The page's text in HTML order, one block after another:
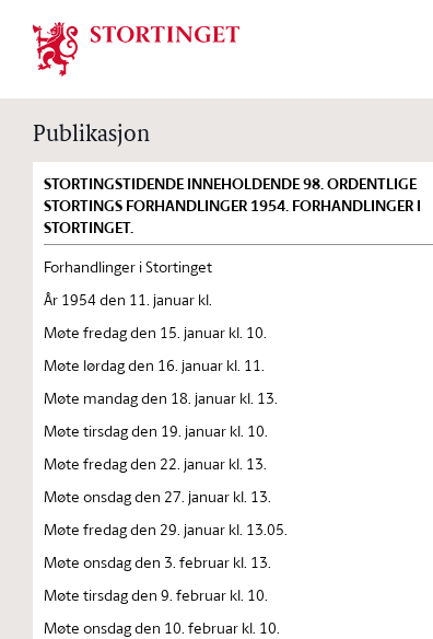
Stortinget.no
Publikasjon
STORTINGSTIDENDE INNEHOLDENDE 98. ORDENTLIGE
STORTINGS FORHANDLINGER 1954. FORHANDLINGER I
STORTINGET.
Forhandlinger i Stortinget
År 1954 den 11. januar kl.
Møte fredag den 15. januar kl. 10.
Møte lørdag den 16. januar kl. 11.
Møte mandag den 18. januar kl. 13.
Møte tirsdag den 19. januar kl. 10.
Møte fredag den 22. januar kl. 13.
Møte onsdag den 27. januar kl. 13.
Møte fredag den 29. januar kl. 13.05.
Møte onsdag den 3. februar kl. 13.
Møte tirsdag den 9. februar kl. 10.
Møte onsdag den 10. februar kl. 10.